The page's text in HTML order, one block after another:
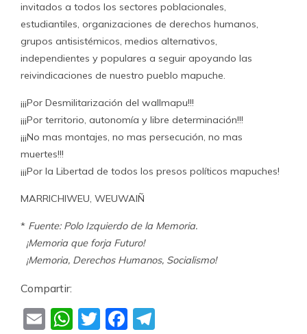
invitados a todos los sectores poblacionales,
estudiantiles, organizaciones de derechos humanos,
grupos antisistémicos, medios alternativos,
independientes y populares a seguir apoyando las
reivindicaciones de nuestro pueblo mapuche.
¡¡¡Por Desmilitarización del wallmapu!!!
¡¡¡Por territorio, autonomía y libre determinación!!!
¡¡¡No mas montajes, no mas persecución, no mas
muertes!!!
¡¡¡Por la Libertad de todos los presos políticos mapuches!
MARRICHIWEU, WEUWAIÑ
* Fuente: Polo Izquierdo de la Memoria.
¡Memoria que forja Futuro!
¡Memoria, Derechos Humanos, Socialismo!
Compartir:
EmailWhatsApp
TwitterFacebook